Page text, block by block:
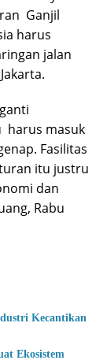
Ganjil
harus
jalan
harus masuk
Fasilitas
itu justru
dan
Rabu
Kecantikan
Ekosistem